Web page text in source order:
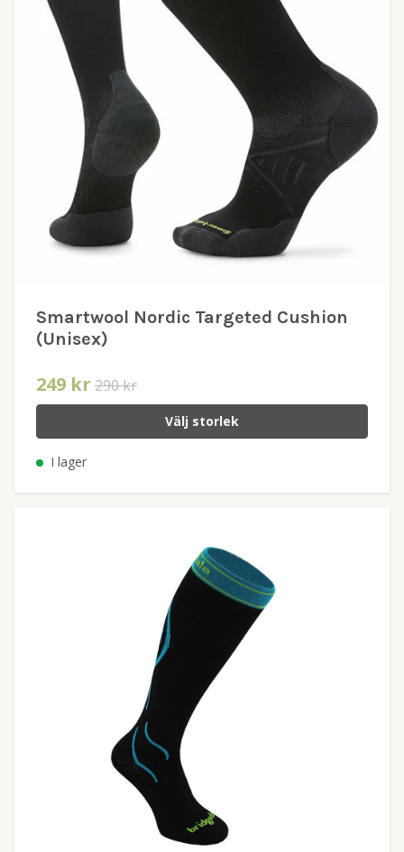
Smartwool Nordic Targeted Cushion
(Unisex)
249 kr 290 kr
Välj storlek
I lager